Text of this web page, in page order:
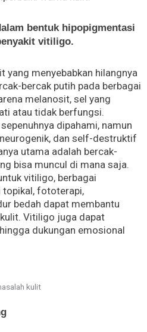
bentuk hipopigmentasi
vitiligo.
yang menyebabkan hilangnya
bercak putih pada berbagai
melanosit, sel yang
atau tidak berfungsi.
dipahami, namun
dan self-destruktif
utama adalah bercak-
bisa muncul di mana saja.
vitiligo, berbagai
topikal, fototerapi,
bedah dapat membantu
Vitiligo juga dapat
dukungan emosional